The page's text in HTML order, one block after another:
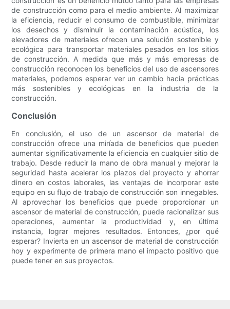
de construcción como para el medio ambiente. Al maximizar
la eficiencia, reducir el consumo de combustible, minimizar
los desechos y disminuir la contaminación acústica, los
elevadores de materiales ofrecen una solución sostenible y
ecológica para transportar materiales pesados ​​en los sitios
de construcción. A medida que más y más empresas de
construcción reconocen los beneficios del uso de ascensores
materiales, podemos esperar ver un cambio hacia prácticas
más sostenibles y ecológicas en la industria de la
construcción.
Conclusión
En conclusión, el uso de un ascensor de material de
construcción ofrece una miríada de beneficios que pueden
aumentar significativamente la eficiencia en cualquier sitio de
trabajo. Desde reducir la mano de obra manual y mejorar la
seguridad hasta acelerar los plazos del proyecto y ahorrar
dinero en costos laborales, las ventajas de incorporar este
equipo en su flujo de trabajo de construcción son innegables.
Al aprovechar los beneficios que puede proporcionar un
ascensor de material de construcción, puede racionalizar sus
operaciones, aumentar la productividad y, en última
instancia, lograr mejores resultados. Entonces, ¿por qué
esperar? Invierta en un ascensor de material de construcción
hoy y experimente de primera mano el impacto positivo que
puede tener en sus proyectos.